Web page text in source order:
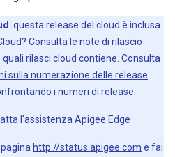
: questa release del cloud è inclusa
Consulta le note di rilascio
rilasci cloud contiene. Consulta
sulla numerazione delle release
i numeri di release.
l'assistenza Apigee Edge
http://status.apigee.com e fai